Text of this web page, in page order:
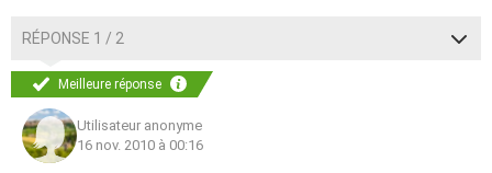
RÉPONSE 1 / 2
Meilleure réponse
Utilisateur anonyme
16 nov. 2010 à 00:16